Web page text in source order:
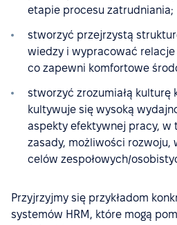
etapie procesu zatrudniania;
stworzyć przejrzystą
wiedzy i wypracować relacje
co zapewni komfortowe
stworzyć zrozumiałą kulturę
kultywuje się wysoką
aspekty efektywnej pracy, w
zasady, możliwości rozwoju,
celów zespołowych/
Przyjrzyjmy się przykładom
systemów HRM, które mogą